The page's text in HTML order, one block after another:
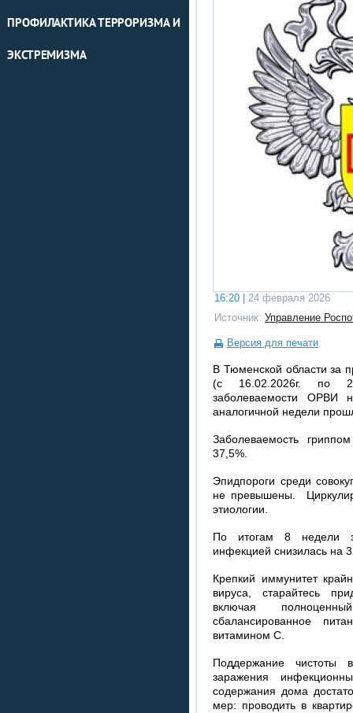
ПРОФИЛАКТИКА ТЕРРОРИЗМА И
ЭКСТРЕМИЗМА
16:20 |
24 февраля 2026
Источник: Управление
Версия для печати
В Тюменской области за
(с 16.02.2026г. по
заболеваемости
аналогичной недели
Заболеваемость
37,5%.
Эпидпороги среди
не превышены.
этиологии.
По итогам 8 недели
инфекцией снизилась на
Крепкий иммунитет
вируса, старайтесь
включая
сбалансированное
витамином С.
Поддержание чистоты
заражения
содержания дома
мер: проводить в